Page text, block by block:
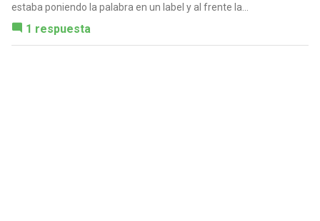
estaba poniendo la palabra en un label y al frente la...
1 respuesta